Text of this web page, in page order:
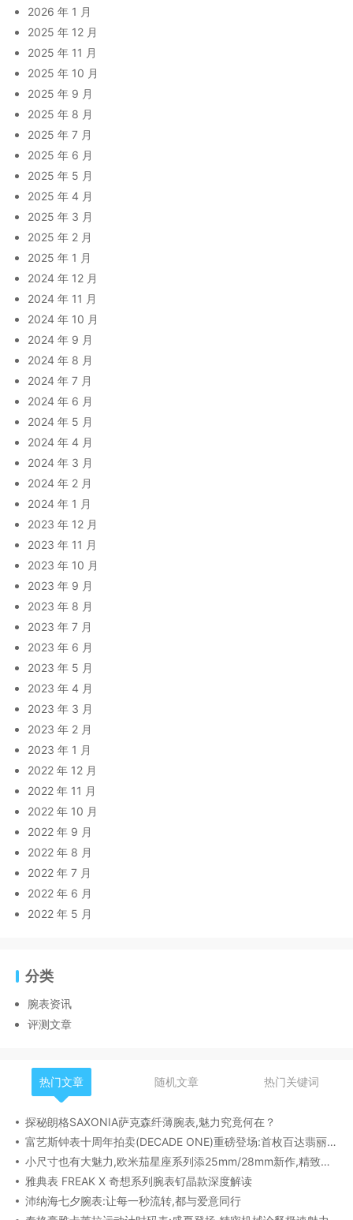
2026 年 1 月
2025 年 12 月
2025 年 11 月
2025 年 10 月
2025 年 9 月
2025 年 8 月
2025 年 7 月
2025 年 6 月
2025 年 5 月
2025 年 4 月
2025 年 3 月
2025 年 2 月
2025 年 1 月
2024 年 12 月
2024 年 11 月
2024 年 10 月
2024 年 9 月
2024 年 8 月
2024 年 7 月
2024 年 6 月
2024 年 5 月
2024 年 4 月
2024 年 3 月
2024 年 2 月
2024 年 1 月
2023 年 12 月
2023 年 11 月
2023 年 10 月
2023 年 9 月
2023 年 8 月
2023 年 7 月
2023 年 6 月
2023 年 5 月
2023 年 4 月
2023 年 3 月
2023 年 2 月
2023 年 1 月
2022 年 12 月
2022 年 11 月
2022 年 10 月
2022 年 9 月
2022 年 8 月
2022 年 7 月
2022 年 6 月
2022 年 5 月
分类
腕表资讯
评测文章
热门文章 随机文章 热门关键词
探秘朗格SAXONIA萨克森纤薄腕表,魅力究竟何在？
富艺斯钟表十周年拍卖(DECADE ONE)重磅登场:首枚百达翡丽1518精钢腕表领衔呈献
小尺寸也有大魅力,欧米茄星座系列添25mm/28mm新作,精致感拉满
雅典表 FREAK X 奇想系列腕表钌晶款深度解读​
沛纳海七夕腕表:让每一秒流转,都与爱意同行